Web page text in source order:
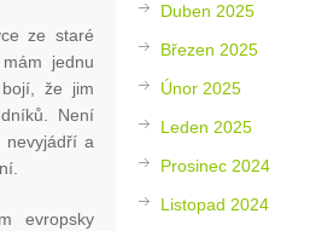
ze staré
jednu
že jim
Není
nevyjádří a
evropsky
Duben 2025
Březen 2025
Únor 2025
Leden 2025
Prosinec 2024
Listopad 2024